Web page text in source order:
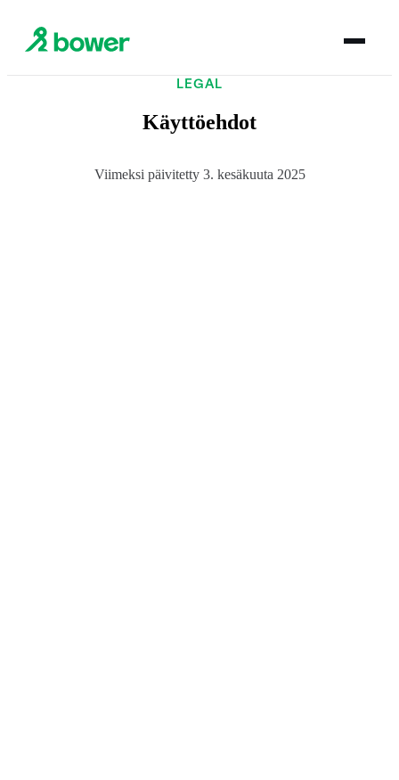
LEGAL
Käyttöehdot
Viimeksi päivitetty 3. kesäkuuta 2025